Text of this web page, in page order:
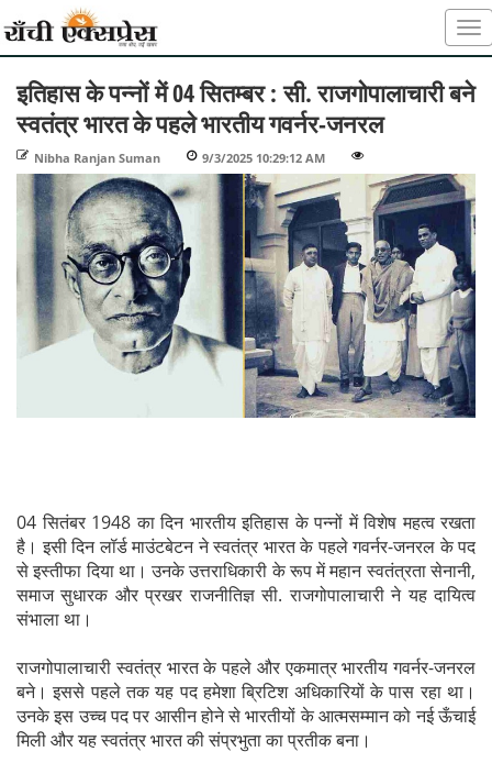
इतिहास के पन्नों में 04 सितम्बर : सी. राजगोपालाचारी बने
स्वतंत्र भारत के पहले भारतीय गवर्नर-जनरल
Nibha Ranjan Suman 9/3/2025 10:29:12 AM
04 सितंबर 1948 का दिन भारतीय इतिहास के पन्नों में विशेष महत्व रखता
है। इसी दिन लॉर्ड माउंटबेटन ने स्वतंत्र भारत के पहले गवर्नर-जनरल के पद
से इस्तीफा दिया था। उनके उत्तराधिकारी के रूप में महान स्वतंत्रता सेनानी,
समाज सुधारक और प्रखर राजनीतिज्ञ सी. राजगोपालाचारी ने यह दायित्व
संभाला था।
राजगोपालाचारी स्वतंत्र भारत के पहले और एकमात्र भारतीय गवर्नर-जनरल
बने। इससे पहले तक यह पद हमेशा ब्रिटिश अधिकारियों के पास रहा था।
उनके इस उच्च पद पर आसीन होने से भारतीयों के आत्मसम्मान को नई ऊँचाई
मिली और यह स्वतंत्र भारत की संप्रभुता का प्रतीक बना।